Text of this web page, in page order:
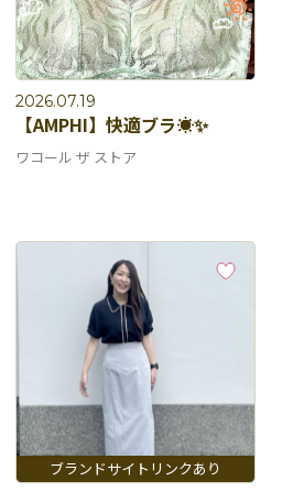
2026.07.19
【AMPHI】快適ブラ☀️✨
ワコール ザ ストア